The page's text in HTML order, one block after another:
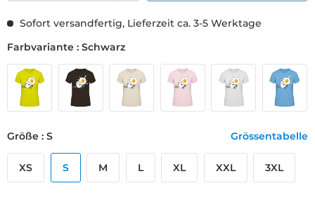
Sofort versandfertig, Lieferzeit ca. 3-5 Werktage
Farbvariante : Schwarz
Größe : S Grössentabelle
XS S M L XL XXL 3XL